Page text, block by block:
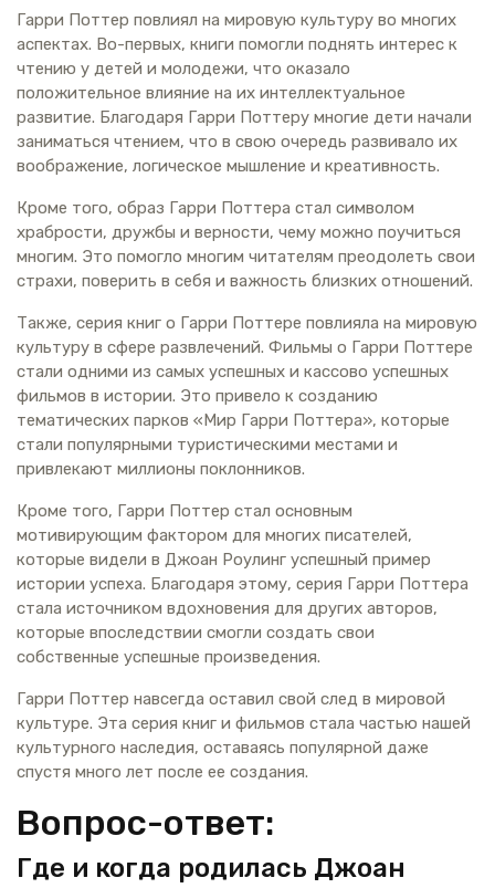
Гарри Поттер повлиял на мировую культуру во многих
аспектах. Во-первых, книги помогли поднять интерес к
чтению у детей и молодежи, что оказало
положительное влияние на их интеллектуальное
развитие. Благодаря Гарри Поттеру многие дети начали
заниматься чтением, что в свою очередь развивало их
воображение, логическое мышление и креативность.
Кроме того, образ Гарри Поттера стал символом
храбрости, дружбы и верности, чему можно поучиться
многим. Это помогло многим читателям преодолеть свои
страхи, поверить в себя и важность близких отношений.
Также, серия книг о Гарри Поттере повлияла на мировую
культуру в сфере развлечений. Фильмы о Гарри Поттере
стали одними из самых успешных и кассово успешных
фильмов в истории. Это привело к созданию
тематических парков «Мир Гарри Поттера», которые
стали популярными туристическими местами и
привлекают миллионы поклонников.
Кроме того, Гарри Поттер стал основным
мотивирующим фактором для многих писателей,
которые видели в Джоан Роулинг успешный пример
истории успеха. Благодаря этому, серия Гарри Поттера
стала источником вдохновения для других авторов,
которые впоследствии смогли создать свои
собственные успешные произведения.
Гарри Поттер навсегда оставил свой след в мировой
культуре. Эта серия книг и фильмов стала частью нашей
культурного наследия, оставаясь популярной даже
спустя много лет после ее создания.
Вопрос-ответ:
Где и когда родилась Джоан